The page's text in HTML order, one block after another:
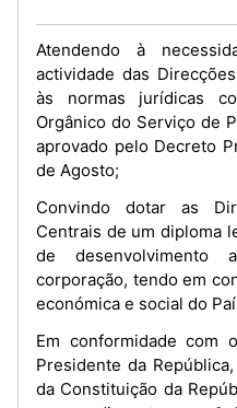
Atendendo à
actividade das
às normas jurídicas
Orgânico do Serviço de
aprovado pelo Decreto
de Agosto;
Convindo dotar as
Centrais de um diploma
de desenvolvimento
corporação, tendo em
económica e social do
Em conformidade com
Presidente da
da Constituição da